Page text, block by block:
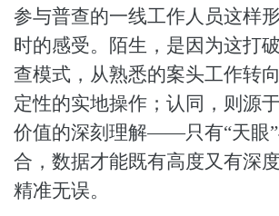
参与普查的一线工作人员这样
时的感受。陌生，是因为这打
查模式，从熟悉的案头工作转
定性的实地操作；认同，则源
价值的深刻理解——只有“天眼”
合，数据才能既有高度又有深
精准无误。